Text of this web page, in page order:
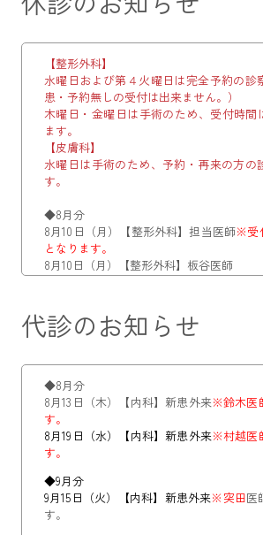
【整形外科】
水曜日および第４火曜日は完全予約の診
患・予約無しの受付は出来ません。）
木曜日・金曜日は手術のため、受付時間
ます。
【皮膚科】
水曜日は手術のため、予約・再来の方の
す。
◆8月分
8月10日（月）【整形外科】担当医師※受
となります。
8月10日（月）【整形外科】板谷医師
8月10日（月）【内科】突田医師
8月10日（月）【皮膚科】江川医師
8月10日（月）～14日（金）【消化器内科
8月12日（水）【整形外科】APS外来
8月12日（水）【消化器内科】菊池医師
8月12日（水）～14日（金）【小児科】箱
8月12日（水）～14日（金）【外科】菊地医
8月13日（木）～14日（金）【眼科】担当
8月14日（金）【整形外科】担当医師
8月17日（月）【整形外科】担当医師
は不可となります。
8月17日（月）【小児科】箱田医師
代診のお知らせ
◆8月分
8月13日（木）【内科】新患外来※鈴木医
す。
8月19日（水）【内科】新患外来※村越医
す。
◆9月分
9月15日（火）【内科】新患外来※突田医
す。